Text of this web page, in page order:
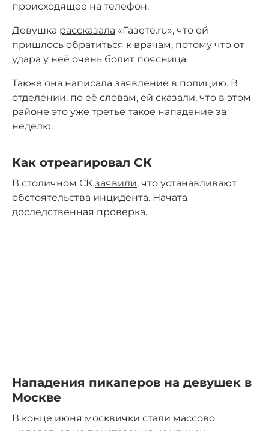
происходящее на телефон.
Девушка рассказала «Газете.ru», что ей
пришлось обратиться к врачам, потому что от
удара у неё очень болит поясница.
Также она написала заявление в полицию. В
отделении, по её словам, ей сказали, что в этом
районе это уже третье такое нападение за
неделю.
Как отреагировал СК
В столичном СК заявили, что устанавливают
обстоятельства инцидента. Начата
доследственная проверка.
Нападения пикаперов на девушек в
Москве
В конце июня москвички стали массово